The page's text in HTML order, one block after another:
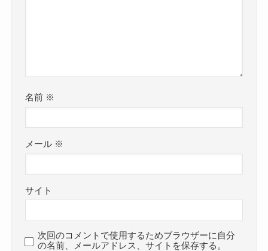
名前 ※
メール ※
サイト
次回のコメントで使用するためブラウザーに自分
の名前、メールアドレス、サイトを保存する。